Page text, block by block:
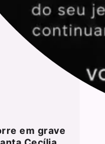
em grave